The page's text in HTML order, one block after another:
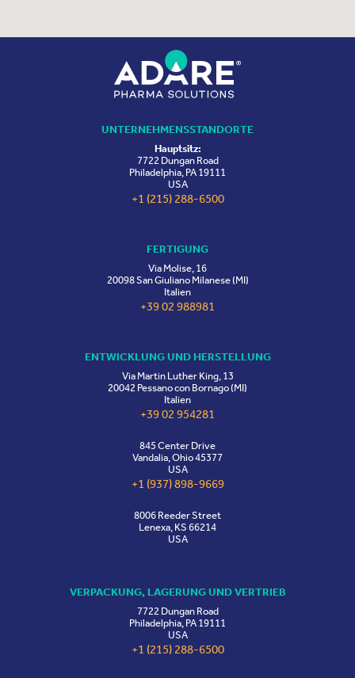
UNTERNEHMENSSTANDORTE
Hauptsitz:
7722 Dungan Road
Philadelphia, PA 19111
USA
+1 (215) 288-6500
FERTIGUNG
Via Molise, 16
20098 San Giuliano Milanese (MI)
Italien
+39 02 988981
ENTWICKLUNG UND HERSTELLUNG
Via Martin Luther King, 13
20042 Pessano con Bornago (MI)
Italien
+39 02 954281
845 Center Drive
Vandalia, Ohio 45377
USA
+1 (937) 898-9669
8006 Reeder Street
Lenexa, KS 66214
USA
VERPACKUNG, LAGERUNG UND VERTRIEB
7722 Dungan Road
Philadelphia, PA 19111
USA
+1 (215) 288-6500